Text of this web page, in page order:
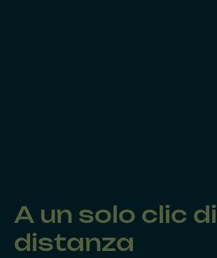
A un solo clic di
distanza